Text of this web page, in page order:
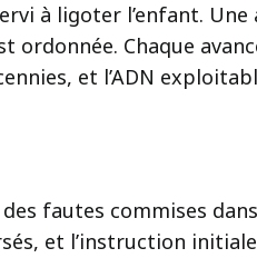
à ligoter l’enfant.
ordonnée. Chaque
et l’ADN
fautes commises
et l’instruction